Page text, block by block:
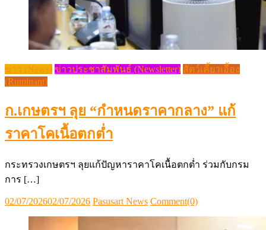
ข่าว (News) ข่าวประชาสัมพันธ์ (Newsletter) สัตว์เคี้ยวเอื้อง
(Ruminant)
ก.เกษตรฯ ลุย “กำหนดราคากลาง” แก้
ราคาโคเนื้อตกต่ำ
กระทรวงเกษตรฯ ลุยแก้ปัญหาราคาโคเนื้อตกต่ำ ร่วมกับกรม
การ […]
Posted
02/07/202602/07/2026 Author
Pasusart News Comment(0)